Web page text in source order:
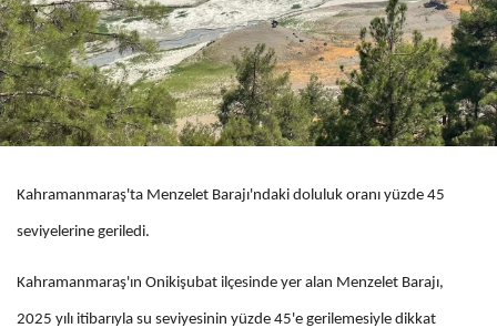
Kahramanmaraş'ta Menzelet Barajı'ndaki doluluk oranı yüzde 45
seviyelerine geriledi.
Kahramanmaraş'ın Onikişubat ilçesinde yer alan Menzelet Barajı,
2025 yılı itibarıyla su seviyesinin yüzde 45'e gerilemesiyle dikkat